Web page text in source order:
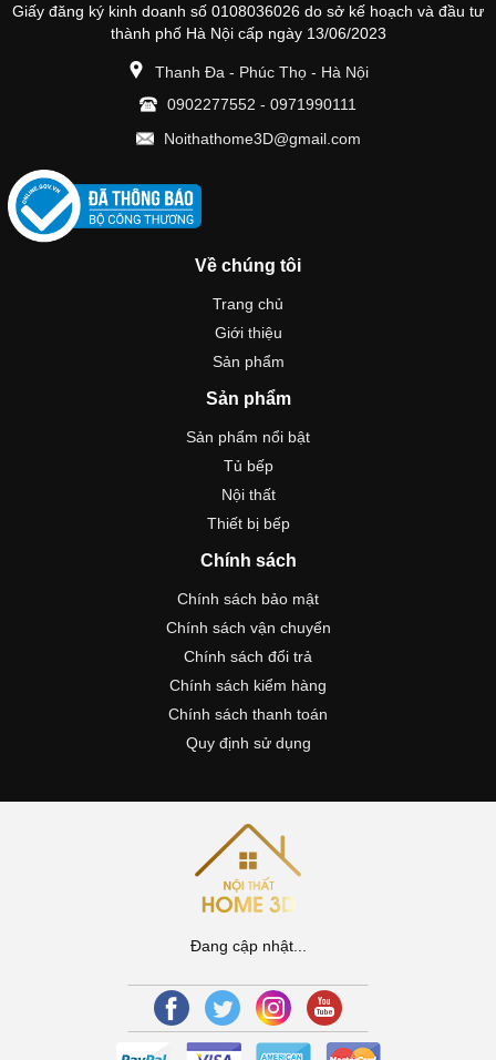
Giấy đăng ký kinh doanh số 0108036026 do sở kế hoạch và đầu tư
thành phố Hà Nội cấp ngày 13/06/2023
Thanh Đa - Phúc Thọ - Hà Nội
0902277552 - 0971990111
Noithathome3D@gmail.com
Về chúng tôi
Trang chủ
Giới thiệu
Sản phẩm
Sản phẩm
Sản phẩm nổi bật
Tủ bếp
Nội thất
Thiết bị bếp
Chính sách
Chính sách bảo mật
Chính sách vận chuyển
Chính sách đổi trả
Chính sách kiểm hàng
Chính sách thanh toán
Quy định sử dụng
Đang cập nhật...